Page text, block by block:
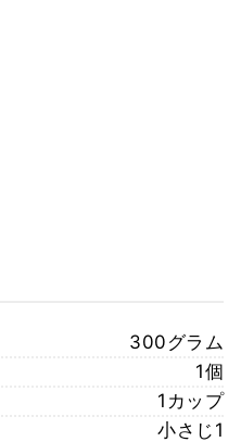
300グラム
1個
1カップ
小さじ1